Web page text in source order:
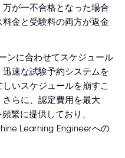
が一不合格となった場合
金と受験料の両方が返金
ンに合わせてスケジュール
速な試験予約システムを
いスケジュールを崩すこ
らに、認定費用を最大
繁に提供しており、
Learning Engineerへの